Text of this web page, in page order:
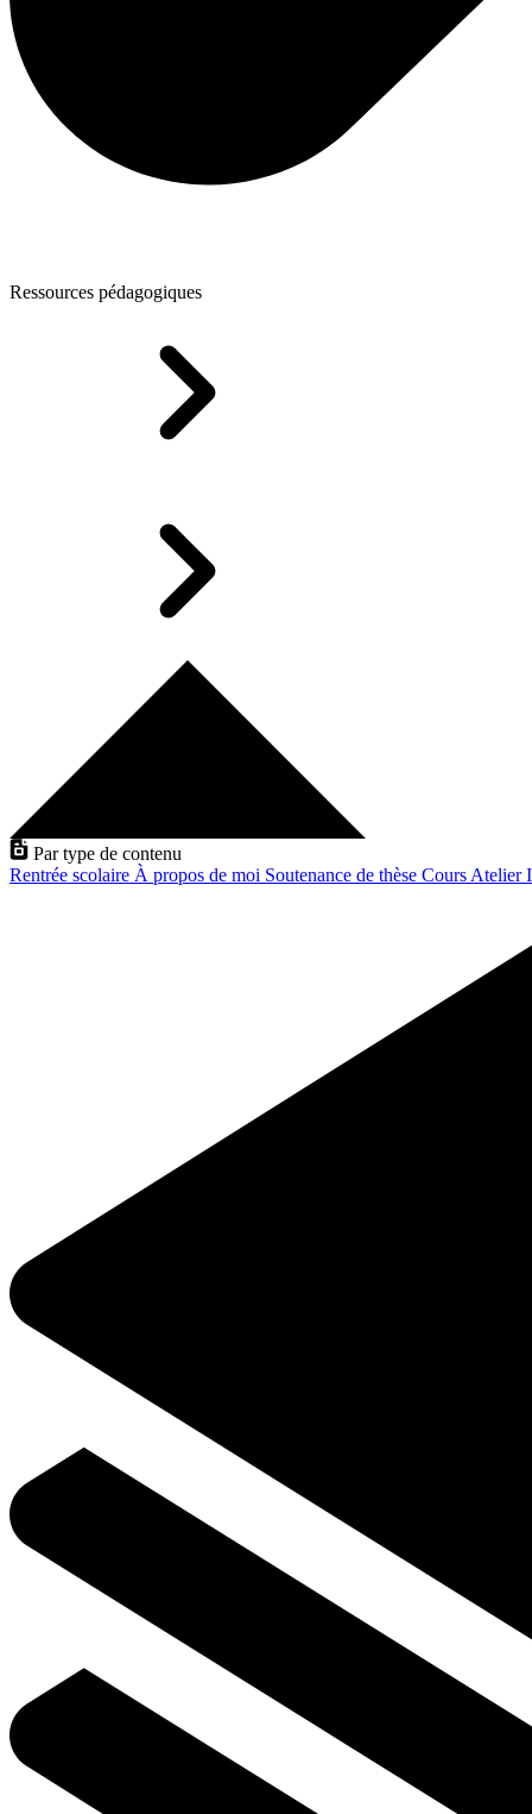
Ressources pédagogiques
Par type de contenu
Rentrée scolaire À propos de moi Soutenance de thèse Cours Atelier